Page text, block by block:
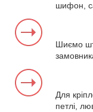
шифон,
Шиємо
Для
петлі,